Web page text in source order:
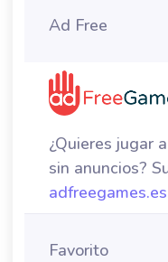
Ad Free
¿Quieres jugar a
sin anuncios?
adfreegames.es
Favorito